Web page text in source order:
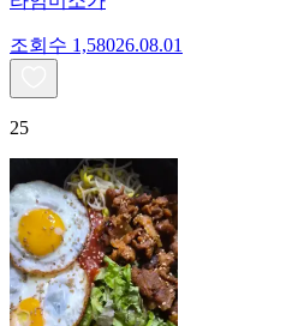
조회수 1,58026.08.01
25